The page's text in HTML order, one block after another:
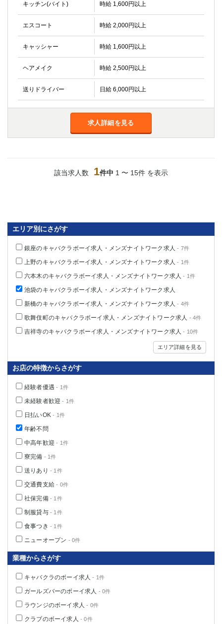
キッチン(バイト) 時給 1,600円以上
エスコート 時給 2,000円以上
キャッシャー 時給 1,600円以上
ヘアメイク 時給 2,500円以上
送りドライバー 日給 6,000円以上
求人詳細を見る
該当求人数 1件中 1 〜 15件 を表示
エリア別にさがす
銀座のキャバクラボーイ求人・メンズナイトワーク求人 - 7件
上野のキャバクラボーイ求人・メンズナイトワーク求人 - 1件
六本木のキャバクラボーイ求人・メンズナイトワーク求人 - 1件
池袋のキャバクラボーイ求人・メンズナイトワーク求人
新橋のキャバクラボーイ求人・メンズナイトワーク求人 - 4件
歌舞伎町のキャバクラボーイ求人・メンズナイトワーク求人 - 4件
吉祥寺のキャバクラボーイ求人・メンズナイトワーク求人 - 10件
エリア詳細を見る
お店の特徴からさがす
経験者優遇 - 1件
未経験者歓迎 - 1件
日払いOK - 1件
年齢不問
中高年歓迎 - 1件
寮完備 - 1件
送りあり - 1件
交通費支給 - 0件
社保完備- 1件
制服貸与- 1件
食事つき - 1件
ニューオープン - 0件
業種からさがす
キャバクラのボーイ求人 - 1件
ガールズバーのボーイ求人 - 0件
ラウンジのボーイ求人 - 0件
クラブのボーイ求人 - 0件
新小岩
幡ヶ谷
祖師ヶ谷大蔵
小岩
湯島
久米川
市川
西麻布
五井
関内
横浜
溝の口
新横浜
藤沢
平塚
関内・馬車道・日ノ出町 武蔵新城
厚木
横須賀
桜木町
埼玉県
大宮
南越谷
志木
川越
草加
南浦和
所沢
熊谷
獨協大学前＜草加松原＞ 北浦和（西口）
千葉県
西船橋
柏（西口）
柏（東口）
茂原
八千代台
東金
宇都宮
東武宇都宮（宇都宮西口）
茨城県
土浦 ひたち野うしく
高崎